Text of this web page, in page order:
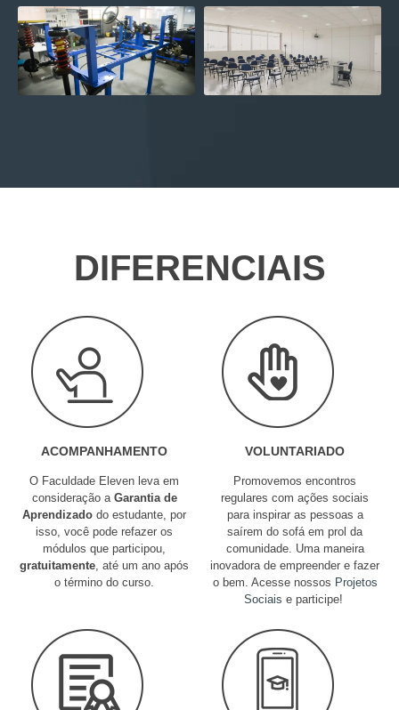
DIFERENCIAIS
ACOMPANHAMENTO
O Faculdade Eleven leva em
consideração a Garantia de
Aprendizado do estudante, por
isso, você pode refazer os
módulos que participou,
gratuitamente , até um ano após
o término do curso.
VOLUNTARIADO
Promovemos encontros
regulares com ações sociais
para inspirar as pessoas a
saírem do sofá em prol da
comunidade. Uma maneira
inovadora de empreender e fazer
o bem. Acesse nossos Projetos
Sociais e participe!